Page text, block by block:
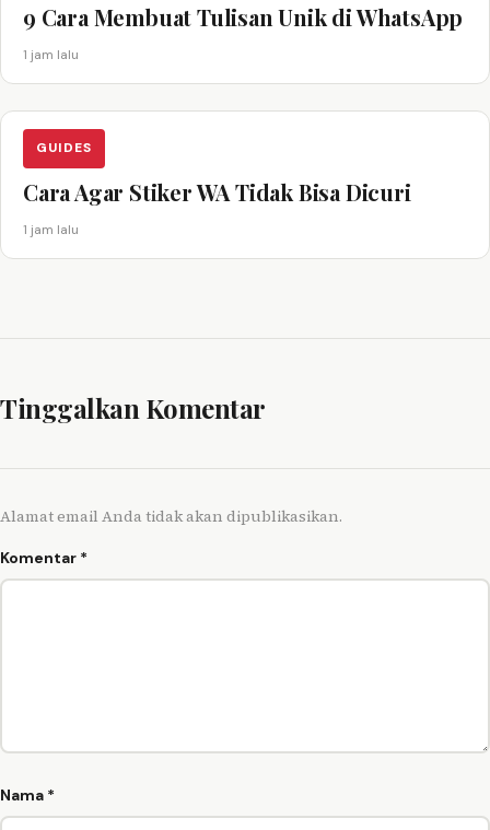
9 Cara Membuat Tulisan Unik di WhatsApp
1 jam lalu
GUIDES
Cara Agar Stiker WA Tidak Bisa Dicuri
1 jam lalu
Tinggalkan Komentar
Alamat email Anda tidak akan dipublikasikan.
Komentar *
Nama *